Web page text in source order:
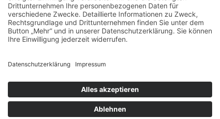
© 2021Systemhaus JOAM